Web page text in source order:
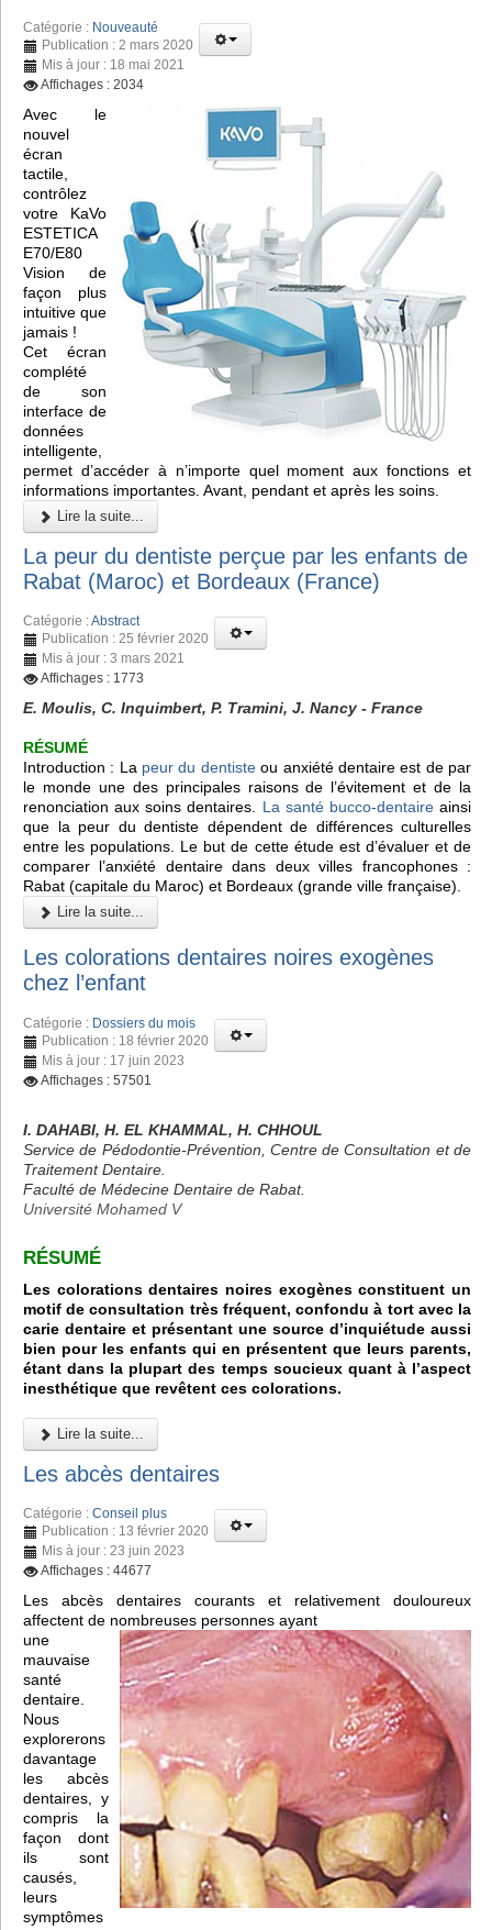
Catégorie : Nouveauté
Publication : 2 mars 2020
Mis à jour : 18 mai 2021
Affichages : 2034
Avec le
nouvel
écran
tactile,
contrôlez
votre KaVo
ESTETICA
E70/E80
Vision de
façon plus
intuitive que
jamais !
Cet écran
complété
de son
interface de
données
intelligente,
permet d’accéder à n’importe quel moment aux fonctions et
informations importantes. Avant, pendant et après les soins.
Lire la suite...
La peur du dentiste perçue par les enfants de
Rabat (Maroc) et Bordeaux (France)
Catégorie :Abstract
Publication : 25 février 2020
Mis à jour : 3 mars 2021
Affichages : 1773
E. Moulis, C. Inquimbert, P. Tramini, J. Nancy - France
RÉSUMÉ
Introduction : La peur du dentisteou anxiété dentaire est de par
le monde une des principales raisons de l’évitement et de la
renonciation aux soins dentaires. La santé bucco-dentaireainsi
que la peur du dentiste dépendent de différences culturelles
entre les populations. Le but de cette étude est d’évaluer et de
comparer l’anxiété dentaire dans deux villes francophones :
Rabat (capitale du Maroc) et Bordeaux (grande ville française).
Lire la suite...
Les colorations dentaires noires exogènes
chez l’enfant
Catégorie : Dossiers du mois
Publication : 18 février 2020
Mis à jour : 17 juin 2023
Affichages : 57501
I. DAHABI, H. EL KHAMMAL, H. CHHOUL
Service de Pédodontie-Prévention, Centre de Consultation et de
Traitement Dentaire.
Faculté de Médecine Dentaire de Rabat.
Université Mohamed V
RÉSUMÉ
Les colorations dentaires noires exogènes constituent un
motif de consultation très fréquent, confondu à tort avec la
carie dentaire et présentant une source d’inquiétude aussi
bien pour les enfants qui en présentent que leurs parents,
étant dans la plupart des temps soucieux quant à l’aspect
inesthétique que revêtent ces colorations.
Lire la suite...
Les abcès dentaires
Catégorie : Conseil plus
Publication : 13 février 2020
Mis à jour : 23 juin 2023
Affichages : 44677
Les abcès dentaires courants et relativement douloureux
affectent de nombreuses personnes ayant
une
mauvaise
santé
dentaire.
Nous
explorerons
davantage
les abcès
dentaires, y
compris la
façon dont
ils sont
causés,
leurs
symptômes